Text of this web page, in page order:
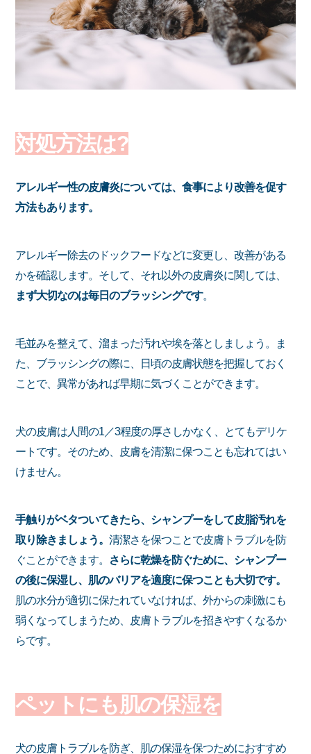
対処方法は?
アレルギー性の皮膚炎については、食事により改善を促す
方法もあります。
アレルギー除去のドックフードなどに変更し、改善がある
かを確認します。そして、それ以外の皮膚炎に関しては、
まず大切なのは毎日のブラッシングです。
毛並みを整えて、溜まった汚れや埃を落としましょう。ま
た、ブラッシングの際に、日頃の皮膚状態を把握しておく
ことで、異常があれば早期に気づくことができます。
犬の皮膚は人間の1／3程度の厚さしかなく、とてもデリケ
ートです。そのため、皮膚を清潔に保つことも忘れてはい
けません。
手触りがベタついてきたら、シャンプーをして皮脂汚れを
取り除きましょう。清潔さを保つことで皮膚トラブルを防
ぐことができます。 さらに乾燥を防ぐために、シャンプー
の後に保湿し、肌のバリアを適度に保つことも大切です。
肌の水分が適切に保たれていなければ、外からの刺激にも
弱くなってしまうため、皮膚トラブルを招きやすくなるか
らです。
ペットにも肌の保湿を
犬の皮膚トラブルを防ぎ、肌の保湿を保つためにおすすめ